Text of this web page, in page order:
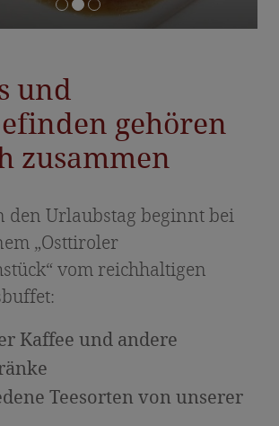
& Preisinfos
Hohe Tauern
in Osttirol
und
gehören
zusammen
den Urlaubstag beginnt bei
„Osttiroler
vom reichhaltigen
Kaffee und andere
Teesorten von unserer